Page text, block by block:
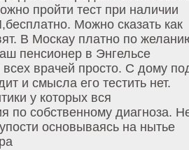
пройти тест при наличии
Можно сказать как
В Москау платно по
пенсионер в Энгельсе
врачей просто. С дому
и смысла его тестить нет.
у которых вся
по собственному диагноза.
основываясь на нытье